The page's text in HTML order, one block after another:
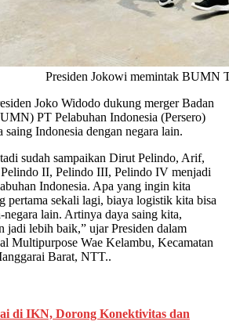
Presiden Jokowi memintak BUMN
Joko Widodo dukung merger Badan
PT Pelabuhan Indonesia (Persero)
saing Indonesia dengan negara lain.
sudah sampaikan Dirut Pelindo, Arif,
II, Pelindo III, Pelindo IV menjadi
Indonesia. Apa yang ingin kita
pertama sekali lagi, biaya logistik kita bisa
negara lain. Artinya daya saing kita,
jadi lebih baik,” ujar Presiden dalam
Multipurpose Wae Kelambu, Kecamatan
Barat, NTT..
di IKN, Dorong Konektivitas dan